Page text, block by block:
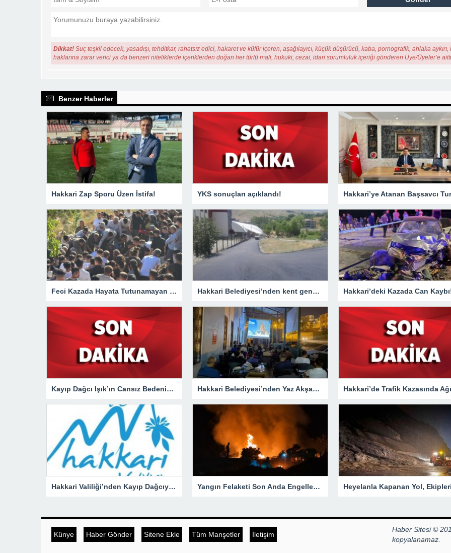
Dikkat! Suç teşkil edecek, yasadışı, tehditkar, rahatsız edici, hakaret ve küfür içeren, aşağılayıcı, küçük düşürücü, kaba, pornografik, ahlaka aykırı,
haklarına zarar verici ya da benzeri niteliklerde içeriklerden doğan her türlü mali, hukuki, cezai, idari sorumluluk içeriği gönderen Üye/Üyeler’e
Benzer Haberler
Hakkari Zap Sporu Üzen İstifa! YKS sonuçları açıklandı!
Feci Kazada Hayata Tutunamayan Ertunç Toprağa Verildi Hakkari Belediyesi’nden kent genelinde yoğun asfalt mesaisi Hakkari’deki Kazada Can
Kayıp Dağcı Işık’ın Cansız Bedenine Ulaşıldı! Hakkari Belediyesi’nden Yaz Akşamlarına Sinema Etkinliği
Hakkari Valiliği’nden Kayıp Dağcıya İlişkin Açıklama! Yangın Felaketi Son Anda Engellendi!
Künye Haber Gönder Sitene Ekle Tüm Manşetler İletişim
Haber Sitesi ©
kopyalanamaz.